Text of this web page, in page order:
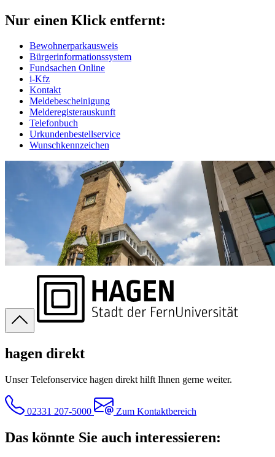
Nur einen Klick entfernt:
Bewohnerparkausweis
Bürgerinformationssystem
Fundsachen Online
i-Kfz
Kontakt
Meldebescheinigung
Melderegisterauskunft
Telefonbuch
Urkundenbestellservice
Wunschkennzeichen
hagen direkt
Unser Telefonservice hagen direkt hilft Ihnen gerne weiter.
02331 207-5000 Zum Kontaktbereich
Das könnte Sie auch interessieren: